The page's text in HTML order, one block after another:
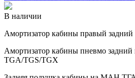
В наличии
Амортизатор кабины правый
Амортизатор кабины пневмо
TGA/TGS/TGX